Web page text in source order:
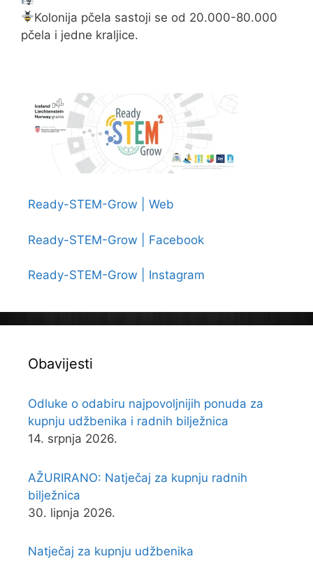
Kolonija pčela sastoji se od 20.000-80.000
pčela i jedne kraljice.
Ready-STEM-Grow | Web
Ready-STEM-Grow | Facebook
Ready-STEM-Grow | Instagram
Obavijesti
Odluke o odabiru najpovoljnijih ponuda za
kupnju udžbenika i radnih bilježnica
14. srpnja 2026.
AŽURIRANO: Natječaj za kupnju radnih
bilježnica
30. lipnja 2026.
Natječaj za kupnju udžbenika